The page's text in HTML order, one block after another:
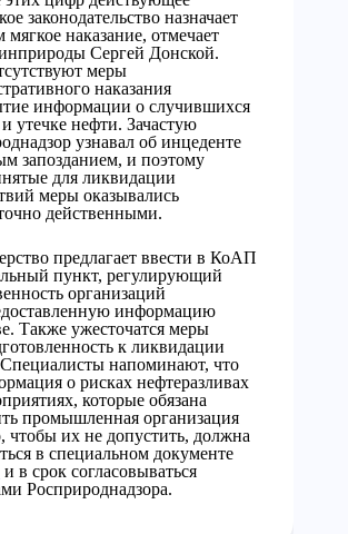
законодательство назначает
наказание, отмечает
Сергей Донской.
меры
наказания
информации о случившихся
утечке нефти. Зачастую
узнавал об инцеденте
запозданием, и поэтому
для ликвидации
меры оказывались
действенными.
предлагает ввести в КоАП
пункт, регулирующий
организаций
информацию
Также ужесточатся меры
к ликвидации
напоминают, что
о рисках нефтеразливах
которые обязана
промышленная организация
чтобы их не допустить, должна
в специальном документе
и в срок согласовываться
Росприроднадзора.